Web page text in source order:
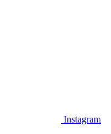
Instagram